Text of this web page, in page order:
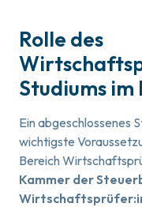
Rolle des
Studiums
Ein abgeschlossenes
wichtigste
Bereich
Kammer der